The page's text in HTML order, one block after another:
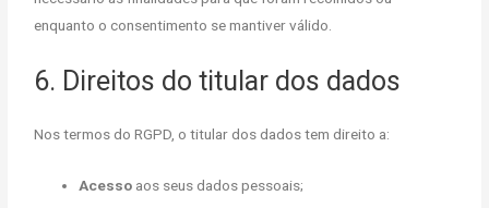
enquanto o consentimento se mantiver válido.
6. Direitos do titular dos dados
Nos termos do RGPD, o titular dos dados tem direito a:
Acesso aos seus dados pessoais;